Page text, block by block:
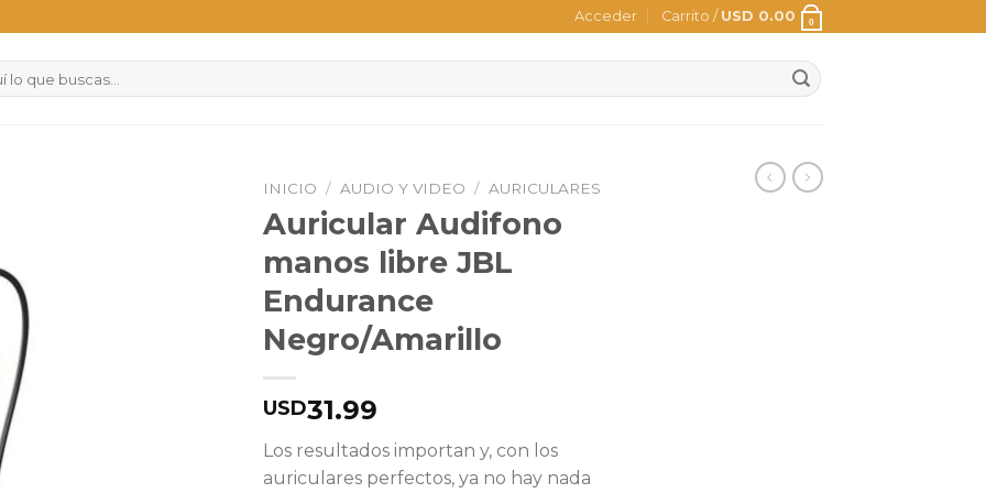
Acceder Carrito / USD 0.00 0
INICIO / AUDIO Y VIDEO / AURICULARES
Auricular Audifono
manos libre JBL
Endurance
Negro/Amarillo
USD31.99
Los resultados importan y, con los
auriculares perfectos, ya no hay nada